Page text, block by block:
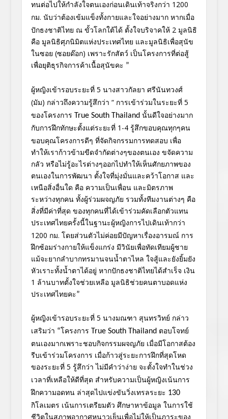
ทนต่อไปให้กำลังใจตนเองก่อนเดินเท้าจริงกว่า 1200
กม. นับว่าต้องเข้มแข็งทั้งกายและใจอย่างมาก หากเมื่อ
ปักธงชาติไทย ณ ขั้วโลกใต้ได้ ตั้งใจบริจาคให้ 2 มูลนิธิ
คือ มูลนิธิศุภนิมิตแห่งประเทศไทย และมูลนิธิเพื่อสุนัข
ในซอย (ซอยด๊อก) เพราะรักสัตว์ เป็นโครงการที่ต่อสู้
เพื่อยุติธุรกิจการค้าเนื้อสุนัขคะ ”
ผู้หญิงเข้ารอบระยะที่ 5 นางสาวกัลยา ศรีนันทวงศ์
(มัม) กล่าวถึงความรู้สึกว่า “ การเข้าร่วมในระยะที่ 5
ของโครงการ True South Thailand นั้นดีใจอย่างมาก
กับการฝึกทักษะตั้งแต่ระยะที่ 1-4 รู้สึกขอบคุณทุกๆคน
ขอบคุณโครงการดีๆ ที่จัดกิจกรรมการทดสอบ เพื่อ
ทำให้เราก้าวข้ามขีดจำกัดต่างๆของตนเอง ขจัดความ
กลัว หรือไม่รู้อะไรต่างๆออกไปทำให้เห็นศักยภาพของ
ตนเองในการพัฒนา ตั้งใจที่มุ่งมั่นและคว้าโอกาส และ
เหนือสิ่งอื่นใด คือ ความเป็นเพื่อน และมิตรภาพ
ระหว่างทุกคน ทั้งผู้ร่วมผจญภัย รวมทั้งทีมงานต่างๆ คือ
สิ่งที่มีค่าที่สุด ของทุกคนที่ได้เข้าร่วมคัดเลือกตัวแทน
ประเทศไทยครั้งนี้ในฐานะผู้หญิงการไปเดินเท้ากว่า
1200 กม. โดยส่วนตัวไม่ค่อยมีปัญหาเรื่องอารมณ์ การ
ฝึกซ้อมร่างกายให้แข็งแกร่ง มีวินัยเพื่อทัดเทียมผู้ชาย
แม้จะยากลำบากทรมานจนน้ำตาไหล ใจสู้และยังยิ้มยัง
หัวเราะทั้งน้ำตาได้อยู่ หากปักธงชาติไทยได้สำเร็จ เงิน
1 ล้านบาทตั้งใจช่วยเหลือ มูลนิธิช่วยคนตาบอดแห่ง
ประเทศไทยคะ”
ผู้หญิงเข้ารอบระยะที่ 5 นางมณฑา สุนทรวิทย์ กล่าว
เสริมว่า “โครงการ True South Thailand ตอบโจทย์
ตนเองมากเพราะชอบกิจกรรมผจญภัย เมื่อมีโอกาสต้อง
รีบเข้าร่วมโครงการ เมื่อก้าวสู่ระยะการฝึกที่สุดโหด
ของระยะที่ 5 รู้สึกว่า ไม่มีคำว่าง่าย จะตั้งใจทำในช่วง
เวลาที่เหลือให้ดีที่สุด สำหรับความเป็นผู้หญิงเน้นการ
ฝึกความอดทน ล่าสุดไปแข่งขันวิ่งเทรลระยะ 130
กิโลเมตร เน้นการเตรียมตัว ศึกษาหาข้อมูล ในการใช้
ชีวิตในสภาพอากาศหนาวเย็นเพื่อไม่ให้เป็นภาระของ